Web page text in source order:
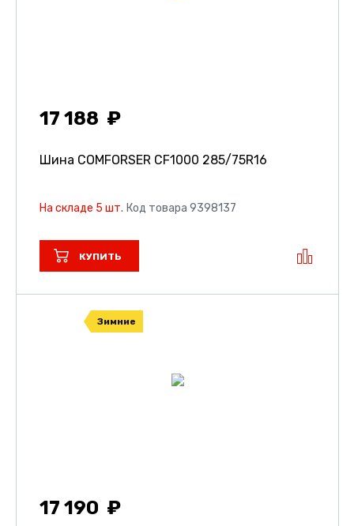
17 188
Шина COMFORSER CF1000 285/75R16
На складе 5 шт. Код товара 9398137
КУПИТЬ
Зимние
17 190